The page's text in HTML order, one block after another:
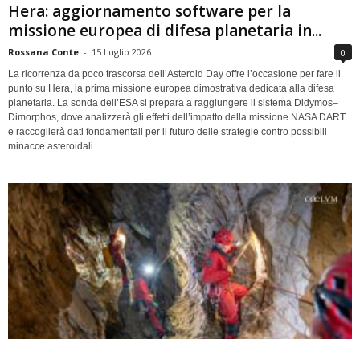
Hera: aggiornamento software per la
missione europea di difesa planetaria in...
Rossana Conte - 15 Luglio 2026 0
La ricorrenza da poco trascorsa dell’Asteroid Day offre l’occasione per fare il
punto su Hera, la prima missione europea dimostrativa dedicata alla difesa
planetaria. La sonda dell’ESA si prepara a raggiungere il sistema Didymos–
Dimorphos, dove analizzerà gli effetti dell’impatto della missione NASA DART
e raccoglierà dati fondamentali per il futuro delle strategie contro possibili
minacce asteroidali